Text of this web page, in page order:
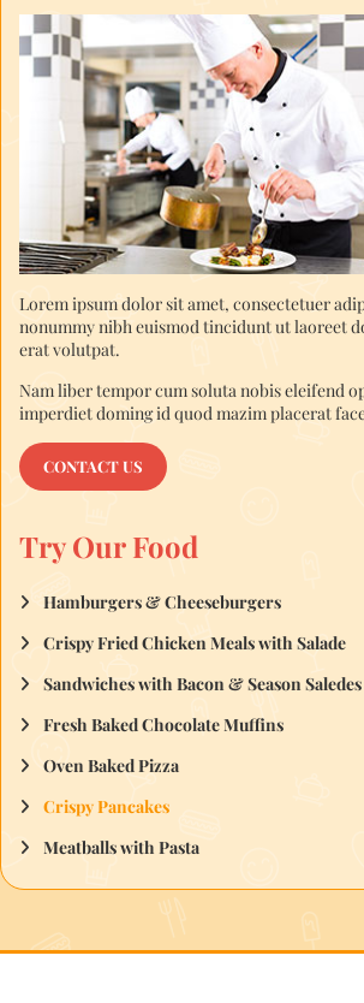
Lorem ipsum dolor sit amet, consectetuer
nonummy nibh euismod tincidunt ut laoreet
erat volutpat.
Nam liber tempor cum soluta nobis eleifend
imperdiet doming id quod mazim placerat
CONTACT US
Try Our Food
Hamburgers & Cheeseburgers
Crispy Fried Chicken Meals with Salade
Sandwiches with Bacon & Season Saledes
Fresh Baked Chocolate Muffins
Oven Baked Pizza
Crispy Pancakes
Meatballs with Pasta